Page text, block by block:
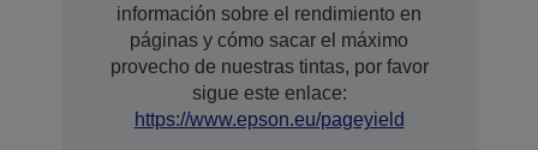
información sobre el rendimiento en
páginas y cómo sacar el máximo
provecho de nuestras tintas, por favor
sigue este enlace:
https://www.epson.eu/pageyield